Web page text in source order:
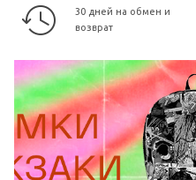
30 дней на обмен и
возврат